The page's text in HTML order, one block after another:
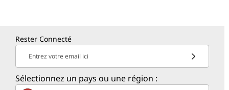
Rester Connecté
Entrez votre email ici
Sélectionnez un pays ou une région :